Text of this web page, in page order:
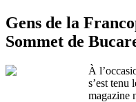
Gens de la
Sommet de
À
s’est tenu
magazine